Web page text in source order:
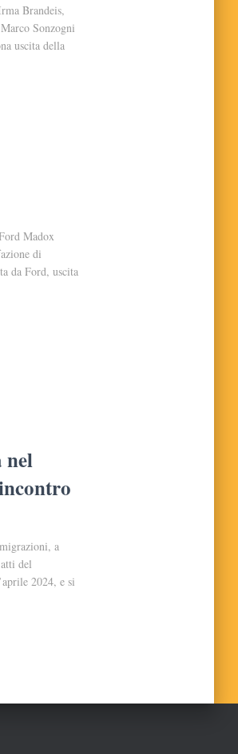
Brandeis,
Sonzogni
uscita della
Madox
di
da Ford, uscita
nel
a
del
2024, e si